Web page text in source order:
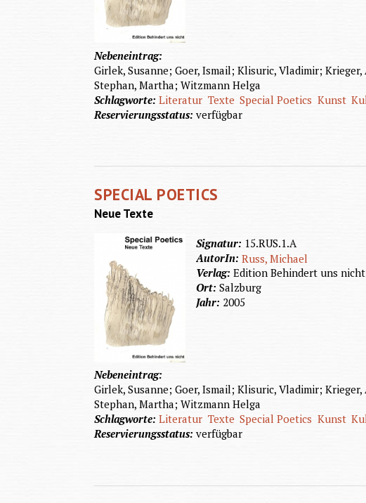
Nebeneintrag:
Girlek, Susanne; Goer, Ismail; Klisuric, Vladimir;
Stephan, Martha; Witzmann Helga
Schlagworte:Literatur Texte Special Poetics Kunst
Reservierungsstatus:verfügbar
SPECIAL POETICS
Neue Texte
Signatur: 15.RUS.1.A
AutorIn:Russ, Michael
Verlag:Edition Behindert uns nicht
Ort:Salzburg
Jahr: 2005
Nebeneintrag:
Girlek, Susanne; Goer, Ismail; Klisuric, Vladimir;
Stephan, Martha; Witzmann Helga
Schlagworte:Literatur Texte Special Poetics Kunst
Reservierungsstatus:verfügbar